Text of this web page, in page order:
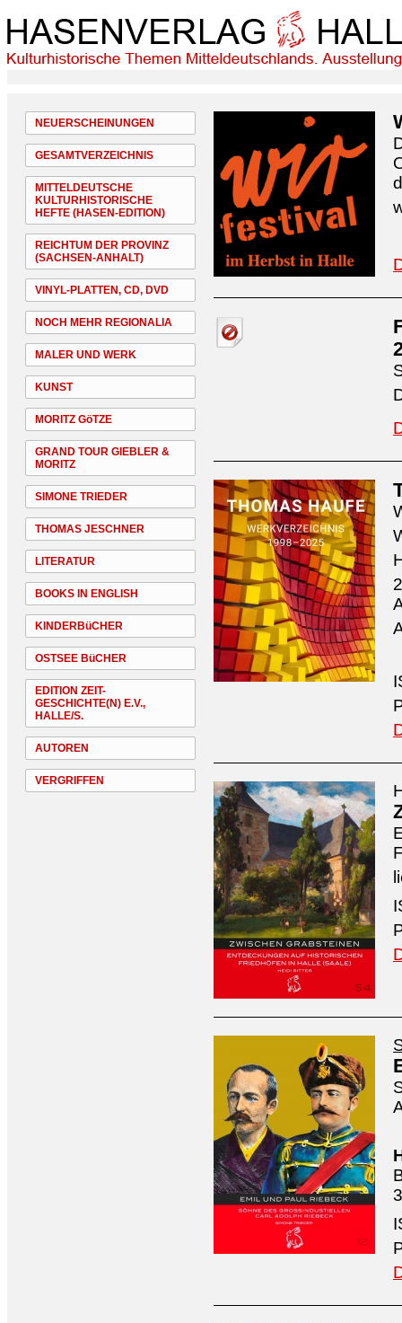
NEUERSCHEINUNGEN
GESAMTVERZEICHNIS
MITTELDEUTSCHE
KULTURHISTORISCHE
HEFTE (HASEN-EDITION)
REICHTUM DER PROVINZ
(SACHSEN-ANHALT)
VINYL-PLATTEN, CD, DVD
NOCH MEHR REGIONALIA
MALER UND WERK
KUNST
MORITZ GöTZE
GRAND TOUR GIEBLER &
MORITZ
SIMONE TRIEDER
THOMAS JESCHNER
LITERATUR
BOOKS IN ENGLISH
KINDERBüCHER
OSTSEE BüCHER
EDITION ZEIT-
GESCHICHTE(N) E.V.,
HALLE/S.
AUTOREN
VERGRIFFEN